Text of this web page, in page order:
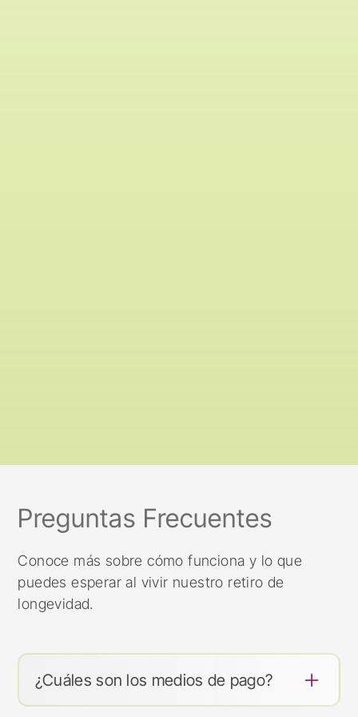
Preguntas Frecuentes
Conoce más sobre cómo funciona y lo que
puedes esperar al vivir nuestro retiro de
longevidad.
¿Cuáles son los medios de pago?